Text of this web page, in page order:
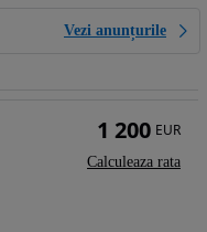
Vezi anunțurile
1 200 EUR
Calculeaza rata